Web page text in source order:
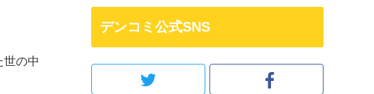
世の中
デンコミ公式SNS